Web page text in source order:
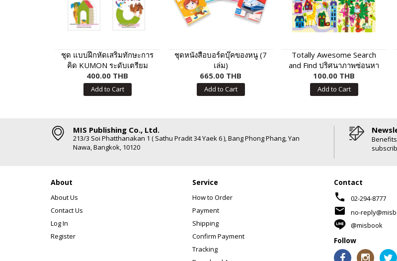
ชุด แบบฝึกหัดเสริมทักษะการ
คิด KUMON ระดับเตรียม
อนุบาล 4 เล่ม
400.00 THB
Add to Cart
ชุดหนังสือบอร์ดบุ๊คของหนู (7
เล่ม)
665.00 THB
Add to Cart
Totally Awesome Search
and Find ปริศนาภาพซ่อนหา
สุดสนุก
100.00 THB
Add to Cart
MIS Publishing Co., Ltd.
213/3 Soi Phatthanakan 1 ( Sathu Pradit 34 Yaek 6 ), Bang Phong Phang, Yan
Nawa, Bangkok, 10120
About
About Us
Contact Us
Log In
Register
Service
How to Order
Payment
Shipping
Confirm Payment
Tracking
Contact
phone 02-294-8777
mail
no-
@misbook
Follow